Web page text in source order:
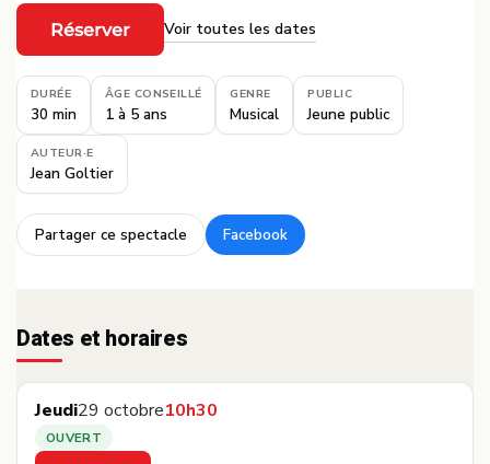
Réserver
·
Voir toutes les dates
DURÉE
30 min
ÂGE CONSEILLÉ
1 à 5 ans
GENRE
Musical
PUBLIC
Jeune public
AUTEUR·E
Jean Goltier
Partager ce spectacle
·
Facebook
Dates et horaires
Jeudi29 octobre10h30
OUVERT